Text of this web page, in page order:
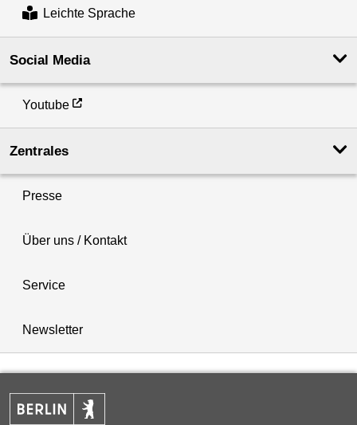
Leichte Sprache
Social Media
Youtube
Zentrales
Presse
Über uns / Kontakt
Service
Newsletter